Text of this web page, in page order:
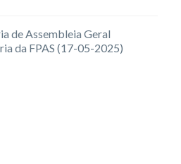
de Assembleia Geral
da FPAS (17-05-2025)